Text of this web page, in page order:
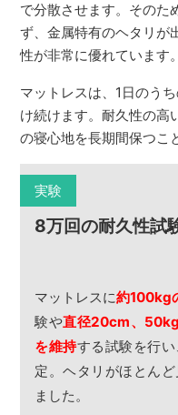
で分散させます。そのた
ず、金属特有のヘタリが
性が非常に優れています。
マットレスは、1日のう
け続けます。耐久性の高
の寝心地を長期間保つこ
実験
8万回の耐久性試
マットレスに約100kg
験や直径20cm、
を維持する試験を行
定。ヘタリがほとん
ました。